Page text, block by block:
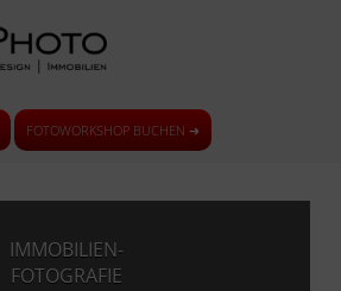
FOTOWORKSHOP BUCHEN ➜
IMMOBILIEN-
FOTOGRAFIE